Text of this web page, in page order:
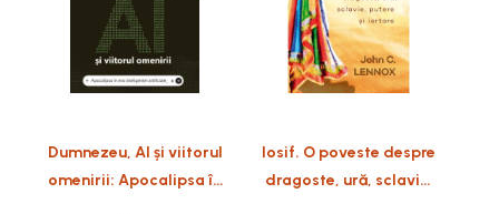
Dumnezeu, AI și viitorul
omenirii: Apocalipsa în
Iosif. O poveste despre
dragoste, ură, sclavie,